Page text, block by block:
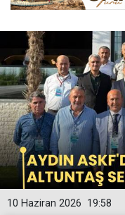
19:58
10 Haziran 2026